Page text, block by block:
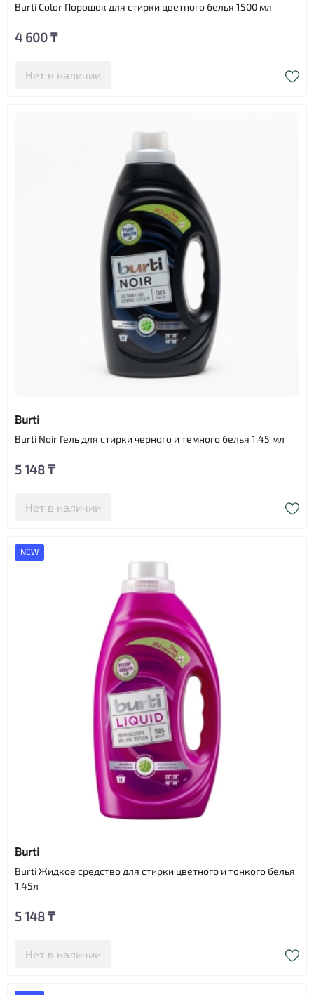
Burti Color Порошок для стирки цветного белья 1500 мл
4 600 ₸
Нет в наличии
Burti
Burti Noir Гель для стирки черного и темного белья 1,45 мл
5 148 ₸
Нет в наличии
NEW
Burti
Burti Жидкое средство для стирки цветного и тонкого белья
1,45л
5 148 ₸
Нет в наличии